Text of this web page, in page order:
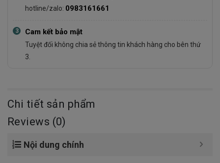
hotline/zalo: 0983161661
3 Cam kết bảo mật
Tuyệt đối không chia sẻ thông tin khách hàng cho bên thứ
3.
Chi tiết sản phẩm
Reviews (0)
Nội dung chính